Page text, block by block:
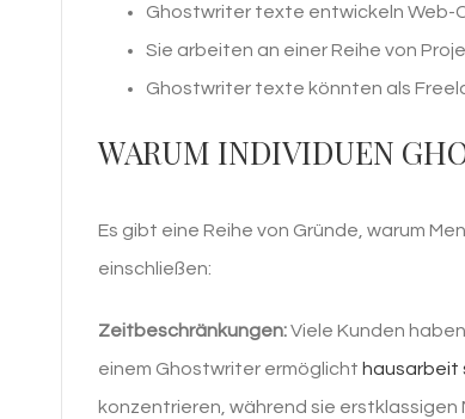
Ghostwriter texte entwickeln Web-
Sie arbeiten an einer Reihe von
Ghostwriter texte könnten als
WARUM INDIVIDUEN
Es gibt eine Reihe von Gründe, warum
einschließen:
Zeitbeschränkungen:Viele Kunden
einem Ghostwriter ermöglicht hausarbeit
konzentrieren, während sie erstklassigen